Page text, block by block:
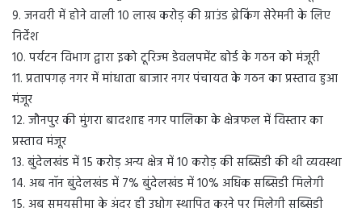
9. जनवरी में होने वाली 10 लाख करोड़ की ग्राउंड ब्रेकिंग सेरेमनी के लिए
निर्देश
10. पर्यटन विभाग द्वारा इको टूरिज्म डेवलपमेंट बोर्ड के गठन को मंजूरी
11. प्रतापगढ़ नगर में मांधाता बाजार नगर पंचायत के गठन का प्रस्ताव हुआ
मंजूर
12. जौनपुर की मुंगरा बादशाह नगर पालिका के क्षेत्रफल में विस्तार का
प्रस्ताव मंजूर
13. बुंदेलखंड में 15 करोड़ अन्य क्षेत्र में 10 करोड़ की सब्सिडी की थी व्यवस्था
14. अब नॉन बुंदेलखंड में 7% बुंदेलखंड में 10% अधिक सब्सिडी मिलेगी
15. अब समयसीमा के अंदर ही उधोग स्थापित करने पर मिलेगी सब्सिडी